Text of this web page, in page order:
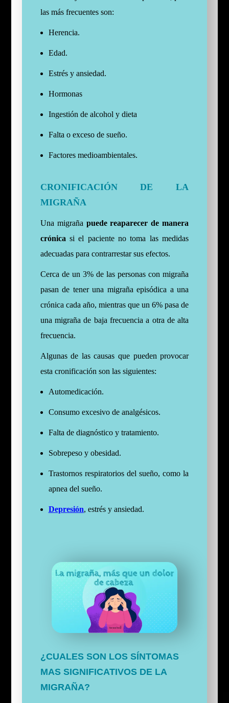
las más frecuentes son:
Herencia.
Edad.
Estrés y ansiedad.
Hormonas
Ingestión de alcohol y dieta
Falta o exceso de sueño.
Factores medioambientales.
CRONIFICACIÓN DE LA
MIGRAÑA
Una migraña puede reaparecer de manera
crónica si el paciente no toma las medidas
adecuadas para contrarrestar sus efectos.
Cerca de un 3% de las personas con migraña
pasan de tener una migraña episódica a una
crónica cada año, mientras que un 6% pasa de
una migraña de baja frecuencia a otra de alta
frecuencia.
Algunas de las causas que pueden provocar
esta cronificación son las siguientes:
Automedicación.
Consumo excesivo de analgésicos.
Falta de diagnóstico y tratamiento.
Sobrepeso y obesidad.
Trastornos respiratorios del sueño, como la
apnea del sueño.
Depresión, estrés y ansiedad.
¿CUALES SON LOS SÍNTOMAS
MAS SIGNIFICATIVOS DE LA
MIGRAÑA?